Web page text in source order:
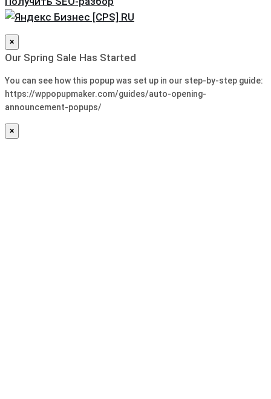
×
Our Spring Sale Has Started
You can see how this popup was set up in our step-by-step guide:
https://wppopupmaker.com/guides/auto-opening-
announcement-popups/
×